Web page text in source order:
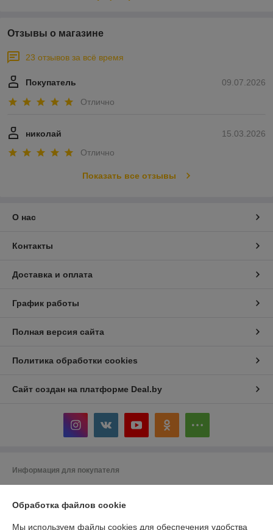
Отзывы о магазине
23 отзывов за всё время
09.07.2026
Покупатель
Отлично
15.03.2026
николай
Отлично
Показать все отзывы
О нас
Контакты
Доставка и оплата
График работы
Полная версия сайта
Политика обработки cookies
Сайт создан на платформе Deal.by
Информация для покупателя
Обработка файлов cookie
Мы используем файлы cookies для обеспечения удобства